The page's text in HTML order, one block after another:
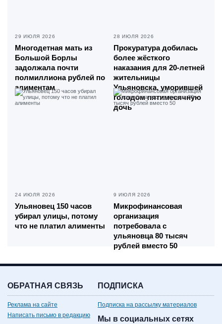
29 ИЮЛЯ 2026
Многодетная мать из
Большой Борлы
задолжала почти
полмиллиона рублей по
алиментам
28 ИЮЛЯ 2026
Прокуратура добилась
более жёсткого
наказания для 20-летней
жительницы
Ульяновска, уморившей
голодом пятимесячную
дочь
24 ИЮЛЯ 2026
Ульяновец 150 часов
убирал улицы, потому
что не платил алименты
9 ИЮЛЯ 2026
Микрофинансовая
организация
потребовала с
ульяновца 80 тысяч
рублей вместо 50
ОБРАТНАЯ СВЯЗЬ
Реклама на сайте
Написать письмо в редакцию
ПОДПИСКА
Подписка на рассылку материалов
Мы в социальных сетях